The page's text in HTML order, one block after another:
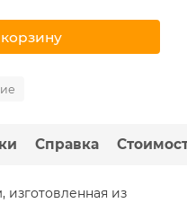
Справка
изготовленная из